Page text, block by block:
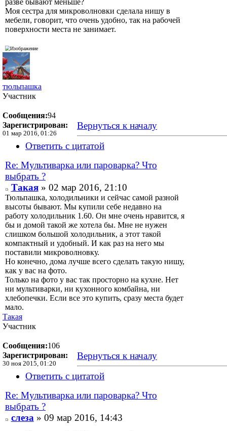
разве бывают меньше?
Моя сестра для микроволновки сделала нишу в
мебели, говорит, что очень удобно, так на рабочей
поверхности места не занимает.
тюльпашка
Участник
Сообщения:94
Зарегистрирован:
01 мар 2016, 01:26
Вернуться к началу
Ответить с цитатой
Re: Мультиварка или пароварка? Что
выбрать ?
Такая» 02 мар 2016, 21:10
Тюльпашка, холодильники и сейчас самой разной
высоты бывают. Мы купили себе недавно на
работу холодильник 1.60. Он мне очень нравится, я
бы и домой такой же хотела бы. Мне не нужен
слишком большой холодильник, а этот такой
компактный и удобный. И как раз на него мы
поставили микроволновку.
Но конечно, дома лучше всего сделать такую нишу,
как у вас на фото.
Только на фото у вас так просторно на кухне. Нет
ни мультиварки, ни кухонного комбайна, ни
хлебопечки. Если все это купить, сразу места будет
мало.
Такая
Участник
Сообщения:106
Зарегистрирован:
30 ноя 2015, 01:20
Вернуться к началу
Ответить с цитатой
Re: Мультиварка или пароварка? Что
выбрать ?
слеза» 09 мар 2016, 14:43